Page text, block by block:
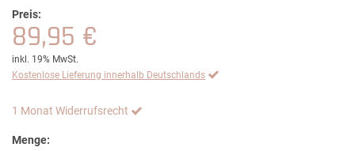
Preis:
89,95 €
inkl. 19% MwSt.
Kostenlose Lieferung innerhalb Deutschlands
1 Monat Widerrufsrecht
Menge: